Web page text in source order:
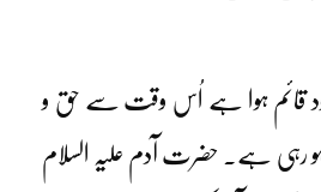
قائم ہوا ہے اُس وقت سے حق و
ہو رہی ہے۔ حضرت آدم علیہ السلام